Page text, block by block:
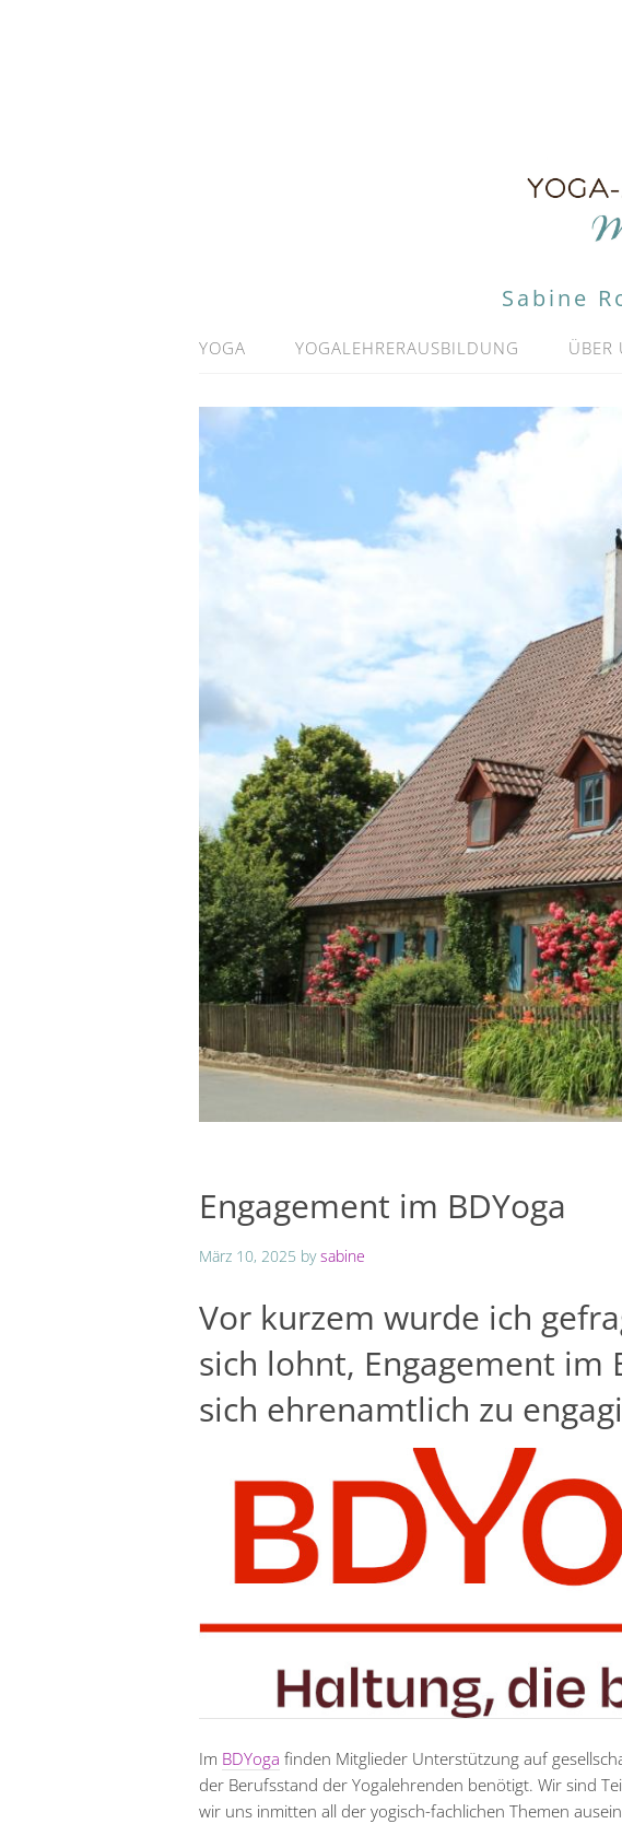
Sabine
YOGA YOGALEHRERAUSBILDUNG ÜBER
Engagement im BDYoga
März 10, 2025 bysabine
Vor kurzem wurde ich
sich lohnt, Engagement im
sich ehrenamtlich zu
Im BDYoga finden Mitglieder Unterstützung auf
der Berufsstand der Yogalehrenden benötigt. Wir sind
wir uns inmitten all der yogisch-fachlichen Themen